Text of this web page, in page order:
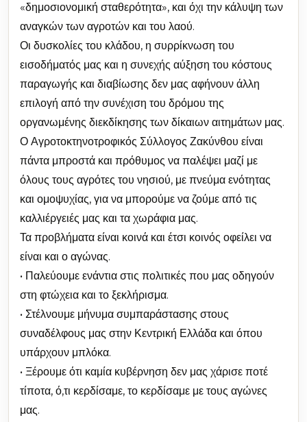
«δημοσιονομική σταθερότητα», και όχι την κάλυψη των
αναγκών των αγροτών και του λαού.
Οι δυσκολίες του κλάδου, η συρρίκνωση του
εισοδήματός μας και η συνεχής αύξηση του κόστους
παραγωγής και διαβίωσης δεν μας αφήνουν άλλη
επιλογή από την συνέχιση του δρόμου της
οργανωμένης διεκδίκησης των δίκαιων αιτημάτων μας.
Ο Αγροτοκτηνοτροφικός Σύλλογος Ζακύνθου είναι
πάντα μπροστά και πρόθυμος να παλέψει μαζί με
όλους τους αγρότες του νησιού, με πνεύμα ενότητας
και ομοψυχίας, για να μπορούμε να ζούμε από τις
καλλιέργειές μας και τα χωράφια μας.
Τα προβλήματα είναι κοινά και έτσι κοινός οφείλει να
είναι και ο αγώνας.
• Παλεύουμε ενάντια στις πολιτικές που μας οδηγούν
στη φτώχεια και το ξεκλήρισμα.
• Στέλνουμε μήνυμα συμπαράστασης στους
συναδέλφους μας στην Κεντρική Ελλάδα και όπου
υπάρχουν μπλόκα.
• Ξέρουμε ότι καμία κυβέρνηση δεν μας χάρισε ποτέ
τίποτα, ό,τι κερδίσαμε, το κερδίσαμε με τους αγώνες
μας.